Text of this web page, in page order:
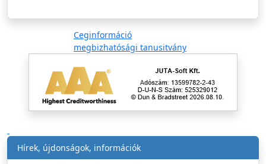
Ceginformáció
megbizhatósági tanusitvány
Hírek, újdonságok, információk